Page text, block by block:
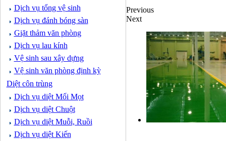
Dịch vụ tổng vệ sinh
Dịch vụ đánh bóng sàn
Giặt thảm văn phòng
Dịch vụ lau kính
Vệ sinh sau xây dựng
Vệ sinh văn phòng định kỳ
Diệt côn trùng
Dịch vụ diệt Mối Mọt
Dịch vụ diệt Chuột
Dịch vụ diệt Muỗi, Ruồi
Dịch vụ diệt Kiến
Previous
Next